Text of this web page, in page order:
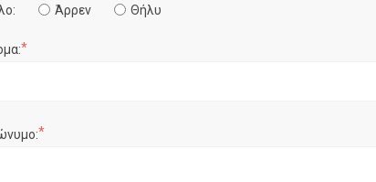
Άρρεν Θήλυ
*
*